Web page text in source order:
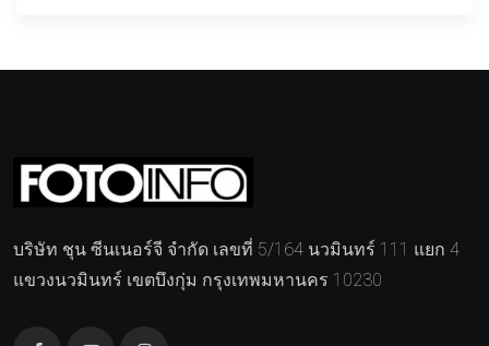
บริษัท ชุน ซีนเนอร์จี จำกัด เลขที่ 5/164 นวมินทร์ 111 แยก 4
แขวงนวมินทร์ เขตบึงกุ่ม กรุงเทพมหานคร 10230